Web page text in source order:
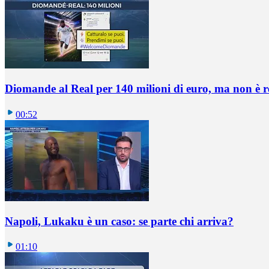
Diomande al Real per 140 milioni di euro, ma non è
00:52
Napoli, Lukaku è un caso: se parte chi arriva?
01:10